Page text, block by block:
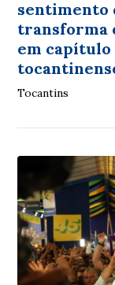
sentimento
transforma
em
Tocantins